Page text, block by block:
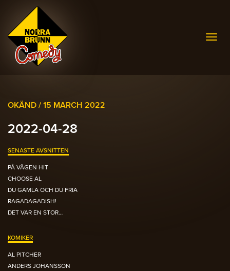
OKÄND / 15 MARCH 2022
2022-04-28
SENASTE AVSNITTEN
PÅ VÄGEN HIT
CHOOSE AL
DU GAMLA OCH DU FRIA
RAGADAGADISH!
DET VAR EN STOR…
KOMIKER
AL PITCHER
ANDERS JOHANSSON